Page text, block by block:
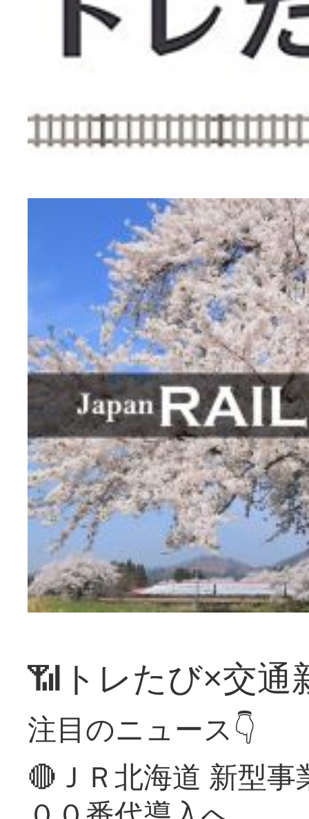
📶トレたび×交通
注目のニュース👇
🔴ＪＲ北海道 新型